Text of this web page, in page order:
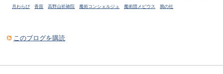
月わらび
香苗 高野山祈祷院 魔術コンシェルジュ 魔術団メビウス 鴉の社
このブログを購読